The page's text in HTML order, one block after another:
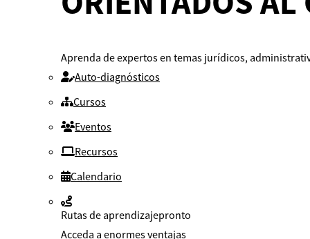
Aprenda de expertos en temas jurídicos,
Auto-diagnósticos
Cursos
Eventos
Recursos
Calendario
Rutas de aprendizajepronto
Acceda a enormes ventajas